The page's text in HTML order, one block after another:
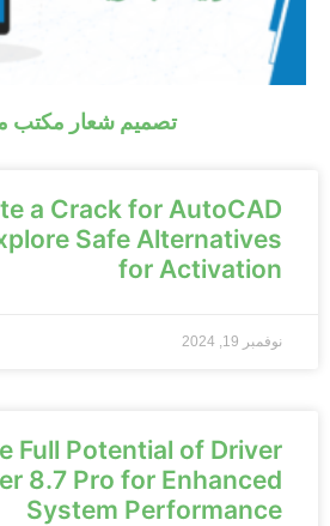
تصميم شعار مكتب
a Crack for AutoCAD
Safe Alternatives
for Activation
نوفمبر 19, 2024
Full Potential of Driver
8.7 Pro for Enhanced
System Performance